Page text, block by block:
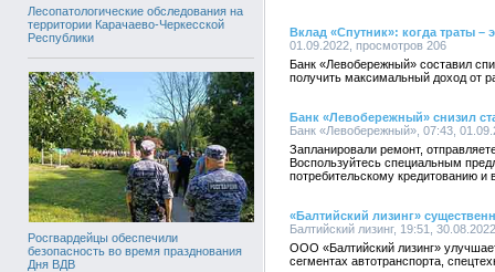
Лесопатологические обследования на
территории Карачаево-Черкесской
Республики
Росгвардейцы обеспечили
безопасность во время празднования
Дня ВДВ
Вклад «Спутник»: когда траты –
01.09.2022, просмотров 206
Банк «Левобережный» составил
получить максимальный доход от
Банк «Левобережный» снизил
Банк «Левобережный», 07:43,
Запланировали ремонт,
Воспользуйтесь специальным
потребительскому кредитованию и
«Балтийский лизинг»
Балтийский лизинг, 19:51,
ООО «Балтийский лизинг»
сегментах автотранспорта,